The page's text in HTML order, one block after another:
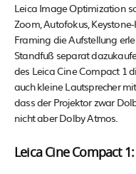
Leica Image Optimization
Zoom, Autofokus,
Framing die Aufstellung
Standfuß separat
des Leica Cine Compact 1
auch kleine Lautsprecher
dass der Projektor zwar
nicht aber Dolby Atmos.
Leica Cine Compact